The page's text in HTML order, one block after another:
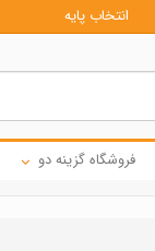
انتخاب پایه
فروشگاه گزینه دو